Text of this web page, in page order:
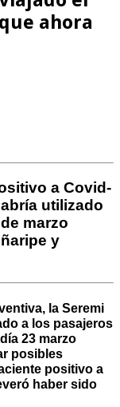
ahora
a Covid-
utilizado
marzo
y
la Seremi
a los pasajeros
23 marzo
posibles
positivo a
haber sido